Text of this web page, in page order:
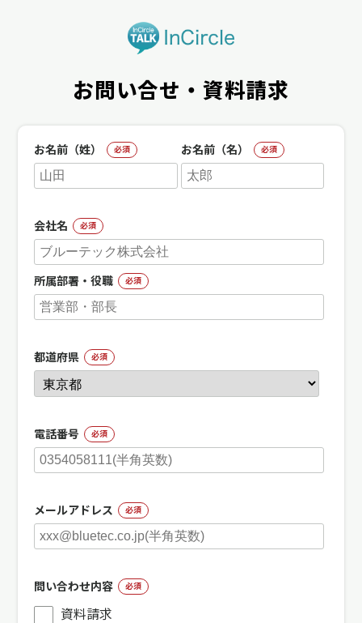
お問い合せ・資料請求
お名前（姓） 必須 お名前（名） 必須
会社名 必須
所属部署・役職 必須
都道府県 必須
電話番号 必須
メールアドレス 必須
問い合わせ内容 必須
資料請求